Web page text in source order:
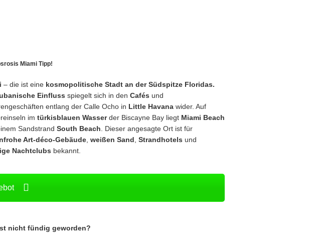
Miami Tipp!
– die ist eine kosmopolitische Stadt an der Südspitze Floridas.
Einfluss spiegelt sich in den Cafés und
entlang der Calle Ocho in Little Havana wider. Auf
im türkisblauen Wasserder Biscayne Bay liegt Miami Beach
Sandstrand South Beach . Dieser angesagte Ort ist für
Art-déco-Gebäude weißen Sand Strandhotels und
Nachtclubs bekannt.
nicht fündig geworden?